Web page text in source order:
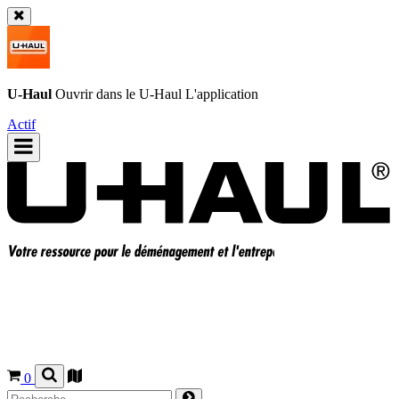
U-Haul Ouvrir dans le U-Haul L'application
Actif
0